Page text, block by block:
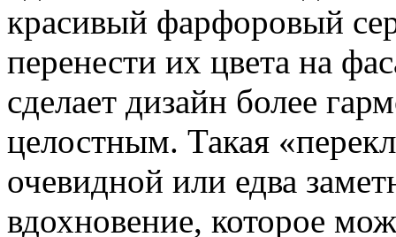
красивый фарфоровый
перенести их цвета на
сделает дизайн более
целостным. Такая
очевидной или едва
вдохновение, которое